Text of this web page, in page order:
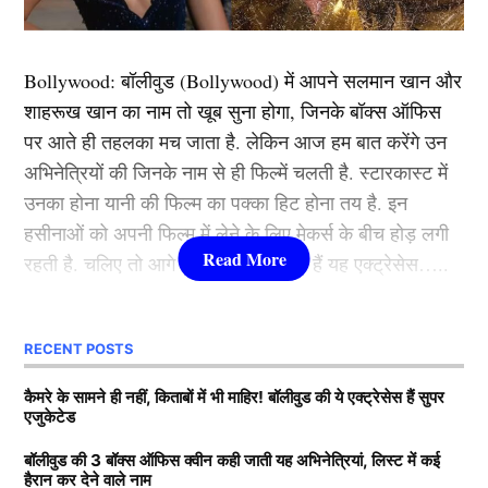
3. चक दे इंडिया
चक दे इंडिया शिमित अमीन द्वारा निर्देशित एक लोकप्रिय फिल्म है.
जिसका निर्माण आदित्य चोपड़ा ने यशराज फिल्म्स के बैनर तले
किया था. खास बात ये थी कि शाहरूख खान से पहले फिल्म
सलमान खान (Salman Khan rejected films) को ऑफर की
गई थी. लेकिन उन्होंने रिजेक्ट कर दिया. फिल्म की कहानी की बाच
करें तो शाहरुख खान ने कोच कबीर खान की मुख्य भूमिका निभाई
थी, और यह फिल्म भारतीय महिला हॉकी टीम के संघर्ष और जीत
4. गजिनी
गजनी (2008) में रिलीज हुई थी. फिल्म में मुख्य भूमिका में आमिर
खान थे. जिसे एआर मुरुगादॉस ने निर्देशित किया था. गजनी 2005
Bollywood:बॉलीवुड (Bollywood)में आपने सलमान खान और
शाहरूख खान का नाम तो खूब सुना होगा, जिनके बॉक्स ऑफिस
पर आते ही तहलका मच जाता है. लेकिन आज हम बात करेंगे उन
अभिनेत्रियों की जिनके नाम से ही फिल्में चलती है. स्टारकास्ट में
उनका होना यानी की फिल्म का पक्का हिट होना तय है. इन
हसीनाओं को अपनी फिल्म में लेने के लिए मेकर्स के बीच होड़ लगी
रहती है. चलिए तो आगे जानते हैं कौन-कौन हैं यह एक्ट्रेसेस…..
1.दीपिका पादुकोण ( Deepika
Padukone)
RECENT POSTS
कैमरे के सामने ही नहीं, किताबों में भी माहिर! बॉलीवुड की ये एक्ट्रेसेस हैं सुपर
एजुकेटेड
बॉलीवुड की 3 बॉक्स ऑफिस क्वीन कही जाती यह अभिनेत्रियां, लिस्ट में कई
हैरान कर देने वाले नाम